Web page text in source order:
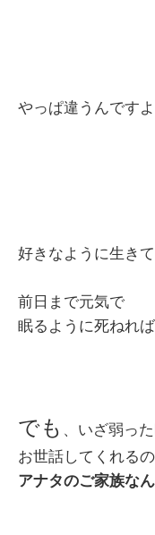
やっぱ違うんですよ
好きなように生きて
前日まで元気で
眠るように死ねれ
でも 、いざ弱っ
お世話してくれる
アナタのご家族なん